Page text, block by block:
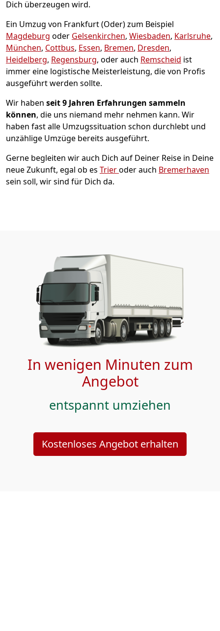
Dich überzeugen wird.
Ein Umzug von Frankfurt (Oder) zum Beispiel
Magdeburg oder Gelsenkirchen, Wiesbaden, Karlsruhe,
München, Cottbus, Essen, Bremen, Dresden,
Heidelberg, Regensburg, oder auch Remscheid ist
immer eine logistische Meisterleistung, die von Profis
ausgeführt werden sollte.
Wir haben seit9 Jahren Erfahrungen sammeln
können, die uns niemand mehr nehmen kann. Wir
haben fast alle Umzugssituation schon durchlebt und
unzählige Umzüge bereits ausgeführt.
Gerne begleiten wir auch Dich auf Deiner Reise in Deine
neue Zukunft, egal ob es Trieroder auch Bremer­haven
sein soll, wir sind für Dich da.
In wenigen Minuten zum
Angebot
entspannt umziehen
Kostenloses Angebot erhalten